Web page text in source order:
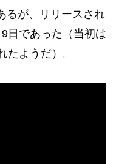
るが、リリースされ
日であった（当初は
たようだ）。